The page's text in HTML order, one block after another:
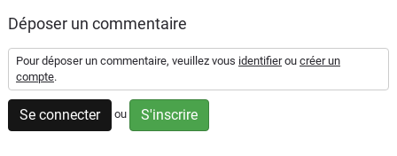
Déposer un commentaire
Pour déposer un commentaire, veuillez vous identifierou créer un
compte.
Se connecter ou S'inscrire